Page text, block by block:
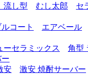
流し型 むし太郎
セ
コート
エアベール
ーセラミックス
角型
安
激安 焼酎サーバー